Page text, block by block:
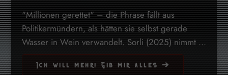
"Millionen gerettet" – die Phrase fällt aus
Politikermündern, als hätten sie selbst gerade
Wasser in Wein verwandelt. Sorli (2025) nimmt ...
Ich will mehr! Gib mir alles ➔